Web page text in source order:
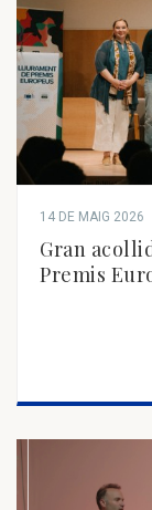
14 DE MAIG 2026
Gran
Premis